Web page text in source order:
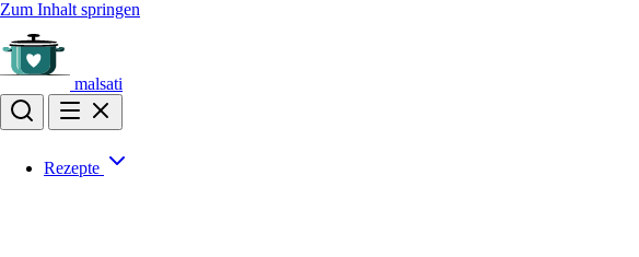
Zum Inhalt springen
malsati
Rezepte